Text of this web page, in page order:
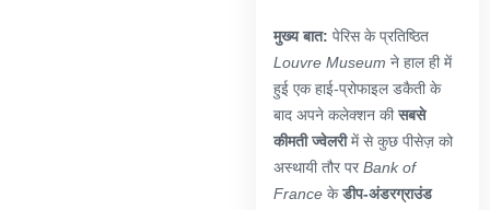
मुख्य बात: पेरिस के प्रतिष्ठित
Louvre Museum ने हाल ही में
हुई एक हाई-प्रोफाइल डकैती के
बाद अपने कलेक्शन कीसबसे
कीमती ज्वेलरीमें से कुछ पीसेज़ को
अस्थायी तौर पर Bank of
France केडीप-अंडरग्राउंड